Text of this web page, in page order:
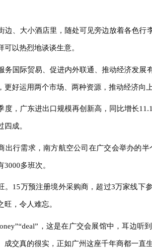
边、大小酒店里，随处可见旁边放着各色
可以热烈地谈谈生意。
务国际贸易、促进内外联通、推动经济发
更好运用两个市场、两种资源，推动经济向
度，广东进出口规模再创新高，同比增长
四成。
出行需求，南方航空公司在广交会举办的
多班次。
。15万预注册境外采购商，超过3万家线
旺，令人难忘。
，这是在广交会展馆中，耳边
成交真的很实，正如广州这座千年商都一